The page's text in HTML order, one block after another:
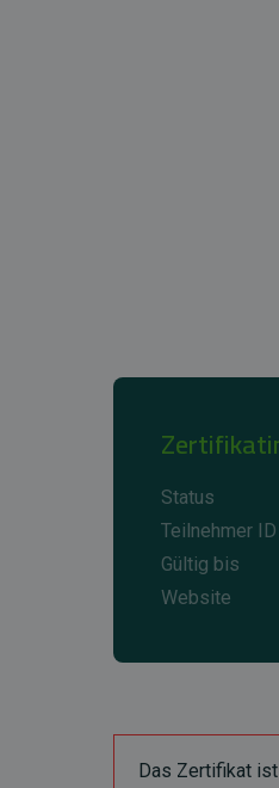
Status
Teilnehmer ID
Gültig bis
Website
Das Zertifikat